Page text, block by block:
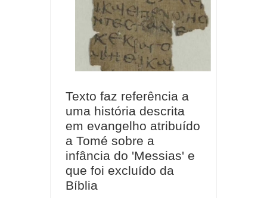
Texto faz referência a
uma história descrita
em evangelho atribuído
a Tomé sobre a
infância do 'Messias' e
que foi excluído da
Bíblia